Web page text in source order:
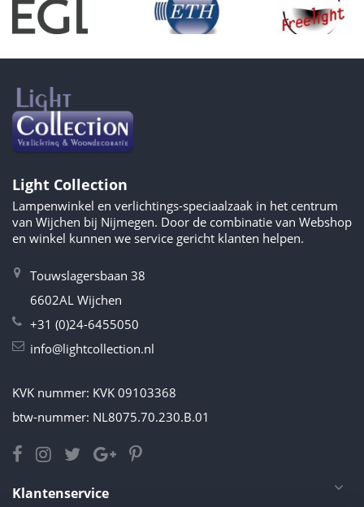
Light Collection
Lampenwinkel en verlichtings-speciaalzaak in het centrum
van Wijchen bij Nijmegen. Door de combinatie van Webshop
en winkel kunnen we service gericht klanten helpen.
Touwslagersbaan 38
6602AL Wijchen
+31 (0)24-6455050
info@lightcollection.nl
KVK nummer: KVK 09103368
btw-nummer: NL8075.70.230.B.01
Klantenservice